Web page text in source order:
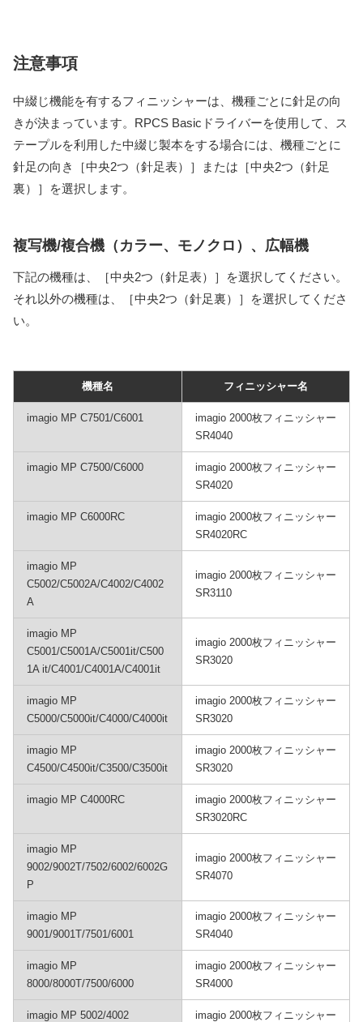
注意事項
中綴じ機能を有するフィニッシャーは、機種ごとに針足の向
きが決まっています。RPCS Basicドライバーを使用して、ス
テープルを利用した中綴じ製本をする場合には、機種ごとに
針足の向き［中央2つ（針足表）］または［中央2つ（針足
裏）］を選択します。
複写機/複合機（カラー、モノクロ）、広幅機
下記の機種は、［中央2つ（針足表）］を選択してください。
それ以外の機種は、［中央2つ（針足裏）］を選択してくださ
い。
機種名 フィニッシャー名
imagio MP C7501/C6001
imagio 2000枚フィニッシャー
SR4040
imagio MP C7500/C6000
imagio 2000枚フィニッシャー
SR4020
imagio MP C6000RC
imagio 2000枚フィニッシャー
SR4020RC
imagio MP
C5002/C5002A/C4002/C4002
A
imagio 2000枚フィニッシャー
SR3110
imagio MP
C5001/C5001A/C5001it/C500
1A it/C4001/C4001A/C4001it
imagio 2000枚フィニッシャー
SR3020
imagio MP
C5000/C5000it/C4000/C4000it
imagio 2000枚フィニッシャー
SR3020
imagio MP
C4500/C4500it/C3500/C3500it
imagio 2000枚フィニッシャー
SR3020
imagio MP C4000RC
imagio 2000枚フィニッシャー
SR3020RC
imagio MP
9002/9002T/7502/6002/6002G
P
imagio 2000枚フィニッシャー
SR4070
imagio MP
9001/9001T/7501/6001
imagio 2000枚フィニッシャー
SR4040
imagio MP
8000/8000T/7500/6000
imagio 2000枚フィニッシャー
SR4000
imagio MP 5002/4002 imagio 2000枚フィニッシャー